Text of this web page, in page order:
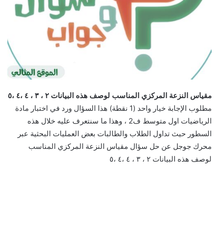
مقياس النزعة المركزي المناسب لوصف هذه البيانات ٢ ، ٣ ، ٤ ،٤ ،٥
مطلوب الإجابة خيار واحد (1 نقطة) هذا السؤال ورد في اختبار مادة
الرياضيات اول متوسط ف2 ، وهذا ما سنتعرف عليه خلال هذه
السطور حيث تداول الطلاب والطالبات بعض العمليات البحثية عبر
محرك جوجل عن حل سؤال مقياس النزعة المركزي المناسب
لوصف هذه البيانات ٢ ، ٣ ، ٤ ،٤ ،٥